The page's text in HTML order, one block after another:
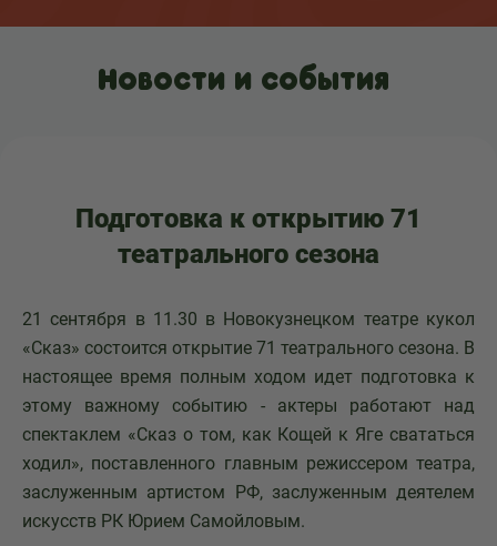
Новости и события
Подготовка к открытию 71
театрального сезона
21 сентября в 11.30 в Новокузнецком театре кукол
«Сказ» состоится открытие 71 театрального сезона. В
настоящее время полным ходом идет подготовка к
этому важному событию - актеры работают над
спектаклем «Сказ о том, как Кощей к Яге свататься
ходил», поставленного главным режиссером театра,
заслуженным артистом РФ, заслуженным деятелем
искусств РК Юрием Самойловым.